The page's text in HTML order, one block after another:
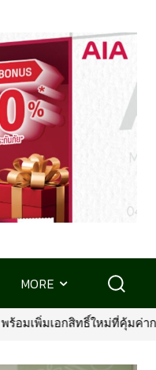
MORE
กรุงเทพประกันภัย ร่วมส่งควา